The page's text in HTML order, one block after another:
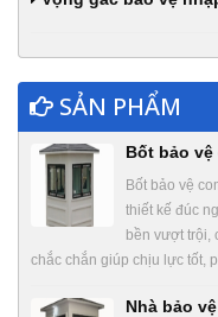
SẢN PHẨM
Bốt bảo vệ
Bốt bảo vệ
thiết kế đúc
bền vượt trội,
chắc chắn giúp chịu lực tốt,
Nhà bảo